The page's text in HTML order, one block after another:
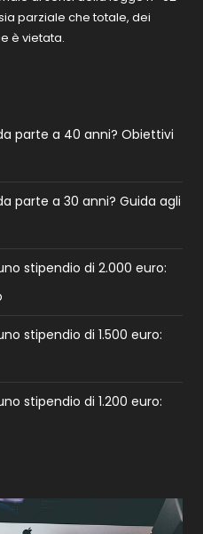
parziale che totale, dei
è vietata.
parte a 40 anni? Obiettivi
parte a 30 anni? Guida agli
stipendio di 2.000 euro:
stipendio di 1.500 euro:
stipendio di 1.200 euro: